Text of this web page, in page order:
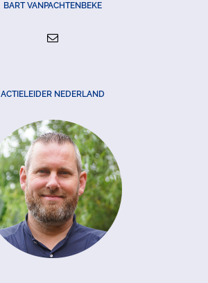
BART VANPACHTENBEKE
ACTIELEIDER NEDERLAND